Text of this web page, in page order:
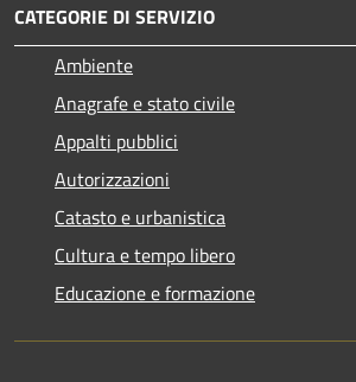
CATEGORIE DI SERVIZIO
Ambiente
Anagrafe e stato civile
Appalti pubblici
Autorizzazioni
Catasto e urbanistica
Cultura e tempo libero
Educazione e formazione